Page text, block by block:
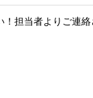
担当者よりご連